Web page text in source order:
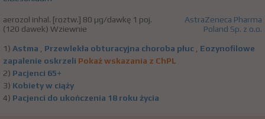
aerozol inhal. [roztw.] 80 µg/dawkę 1 poj.
(120 dawek) Wziewnie
AstraZeneca Pharma
Poland Sp. z o.o.
1) Astma , Przewlekła obturacyjna choroba płuc , Eozynofilowe
zapalenie oskrzeli Pokaż wskazania z ChPL
2) Pacjenci 65+
3) Kobiety w ciąży
4) Pacjenci do ukończenia 18 roku życia